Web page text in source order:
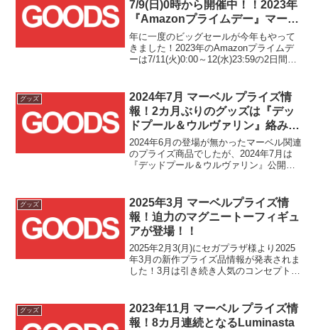
7/9(日)0時から開催中！！2023年
『Amazonプライムデー』マーベ
ル関連セール商品まとめ
年に一度のビッグセールが今年もやって
きました！2023年のAmazonプライムデ
ーは7/11(火)0:00～12(水)23:59の2日間開
タートしております！！
グッズ
2024年7月 マーベル プライズ情
報！2カ月ぶりのグッズは『デッ
ドプール＆ウルヴァリン』絡みが
中心に！！
2024年6月の登場が無かったマーベル関連
のプライズ商品でしたが、2024年7月は
『デッドプール＆ウルヴァリン』公開に
グッズ
2025年3月 マーベルプライズ情
報！迫力のマグニートーフィギュ
アが登場！！
2025年2月3(月)にセガプラザ様より2025
年3月の新作プライズ品情報が発表されま
した！3月は引き続き人気のコンセプトブ
グッズ
2023年11月 マーベル プライズ情
報！8カ月連続となるLuminasta